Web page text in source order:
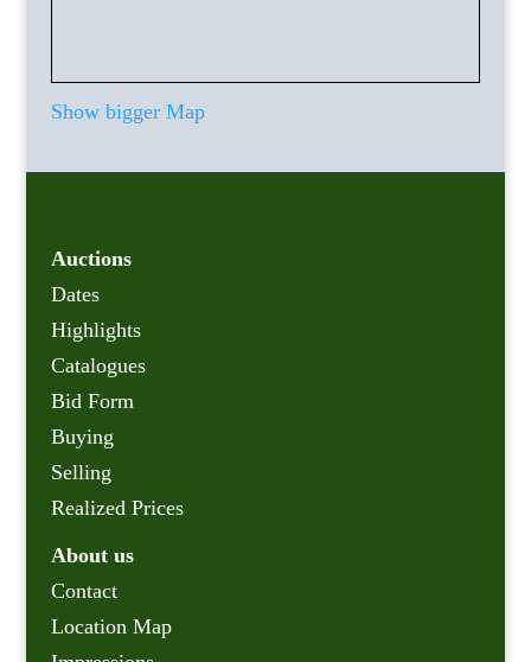
Show bigger Map
Auctions
Dates
Highlights
Catalogues
Bid Form
Buying
Selling
Realized Prices
About us
Contact
Location Map